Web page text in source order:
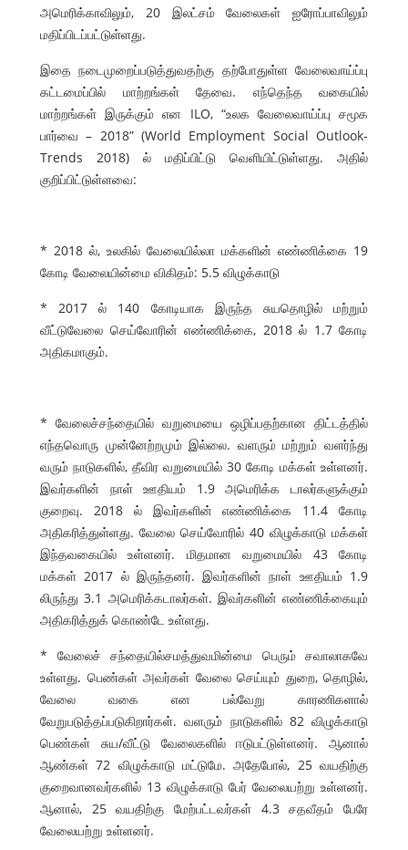
அமெரிக்காவிலும், 20 இலட்சம் வேலைகள் ஐரோப்பாவிலும்
மதிப்பிடப்பட்டுள்ளது.
இதை நடைமுறைப்படுத்துவதற்கு தற்போதுள்ள வேலைவாய்ப்பு
கட்டமைப்பில் மாற்றங்கள் தேவை. எந்தெந்த வகையில்
மாற்றங்கள் இருக்கும் என ILO, “உலக வேலைவாய்ப்பு சமூக
பார்வை – 2018” (World Employment Social Outlook-
Trends 2018) ல் மதிப்பிட்டு வெளியிட்டுள்ளது. அதில்
குறிப்பிட்டுள்ளவை:
* 2018 ல், உலகில் வேலையில்லா மக்களின் எண்ணிக்கை 19
கோடி வேலையின்மை விகிதம்: 5.5 விழுக்காடு
* 2017 ல் 140 கோடியாக இருந்த சுயதொழில் மற்றும்
வீட்டுவேலை செய்வோரின் எண்ணிக்கை, 2018 ல் 1.7 கோடி
அதிகமாகும்.
* வேலைச்சந்தையில் வறுமையை ஒழிப்பதற்கான திட்டத்தில்
எந்தவொரு முன்னேற்றமும் இல்லை. வளரும் மற்றும் வளர்ந்து
வரும் நாடுகளில், தீவிர வறுமையில் 30 கோடி மக்கள் உள்ளனர்.
இவர்களின் நாள் ஊதியம் 1.9 அமெரிக்க டாலர்களுக்கும்
குறைவு. 2018 ல் இவர்களின் எண்ணிக்கை 11.4 கோடி
அதிகரித்துள்ளது. வேலை செய்வோரில் 40 விழுக்காடு மக்கள்
இந்தவகையில் உள்ளனர். மிதமான வறுமையில் 43 கோடி
மக்கள் 2017 ல் இருந்தனர். இவர்களின் நாள் ஊதியம் 1.9
லிருந்து 3.1 அமெரிக்கடாலர்கள். இவர்களின் எண்ணிக்கையும்
அதிகரித்துக் கொண்டே உள்ளது.
* வேலைச் சந்தையில்சமத்துவமின்மை பெரும் சவாலாகவே
உள்ளது. பெண்கள் அவர்கள் வேலை செய்யும் துறை, தொழில்,
வேலை வகை என பல்வேறு காரணிகளால்
வேறுபடுத்தப்படுகிறார்கள். வளரும் நாடுகளில் 82 விழுக்காடு
பெண்கள் சுய/வீட்டு வேலைகளில் ஈடுபட்டுள்ளனர். ஆனால்
ஆண்கள் 72 விழுக்காடு மட்டுமே. அதேபோல், 25 வயதிற்கு
குறைவானவர்களில் 13 விழுக்காடு பேர் வேலையற்று உள்ளனர்.
ஆனால், 25 வயதிற்கு மேற்பட்டவர்கள் 4.3 சதவீதம் பேரே
வேலையற்று உள்ளனர்.